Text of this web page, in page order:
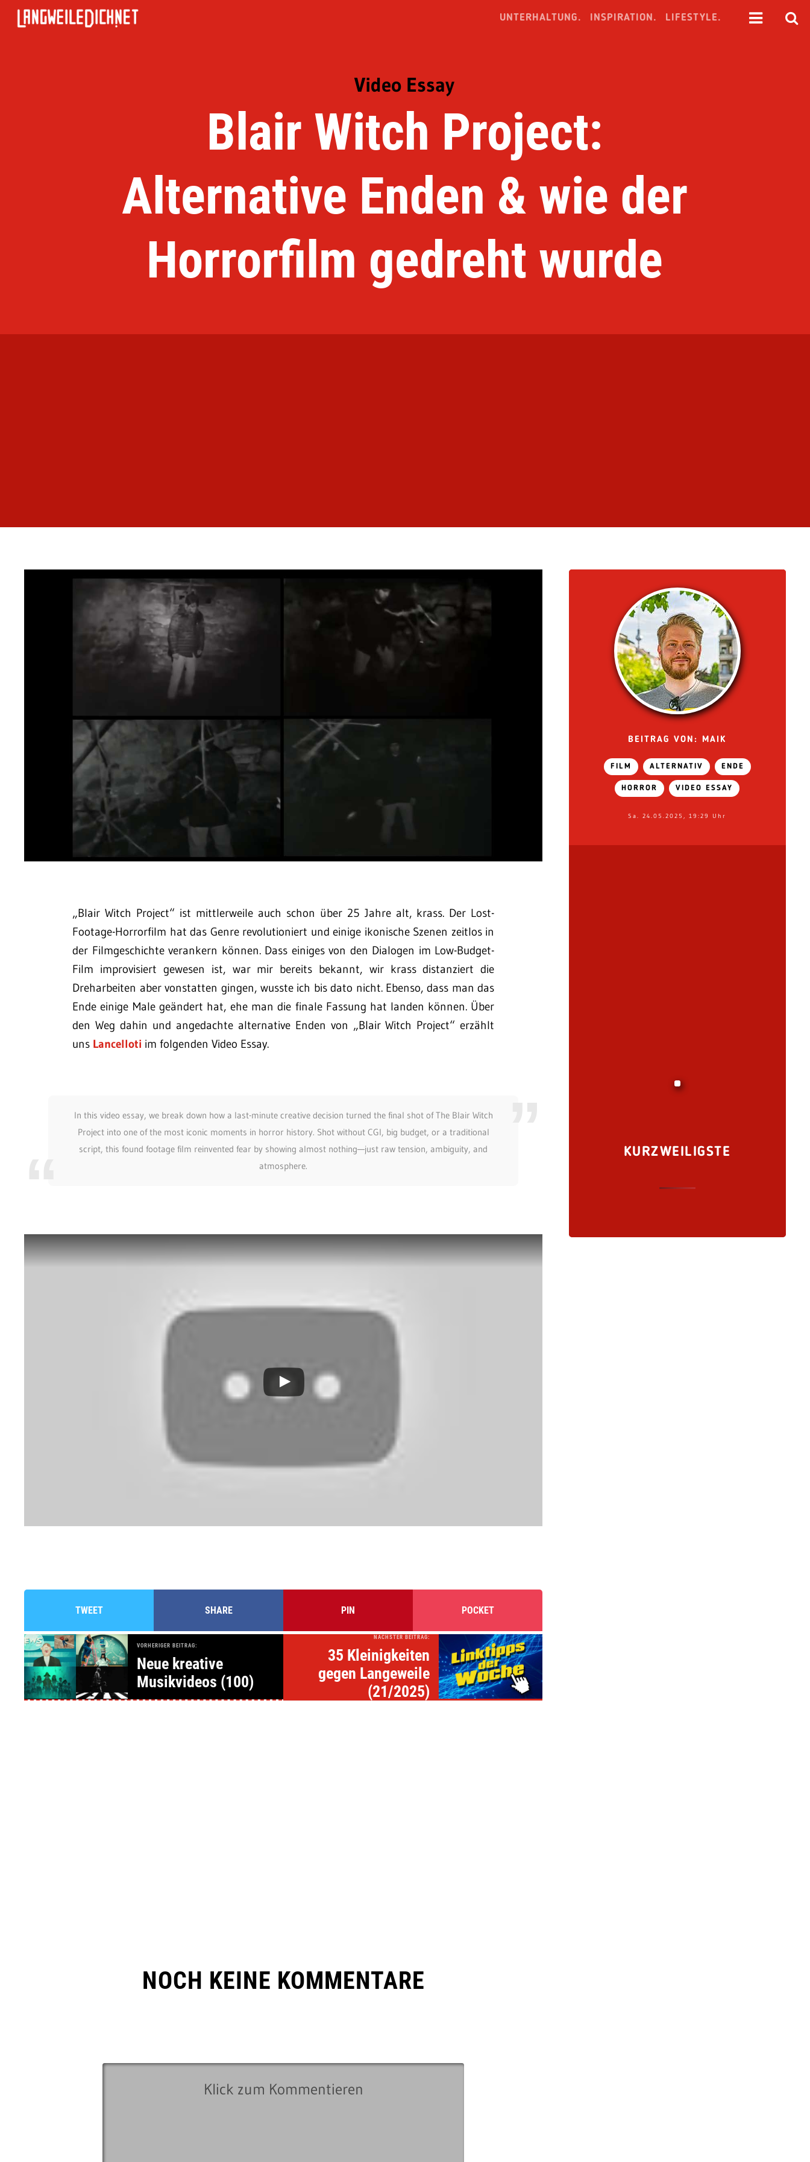
UNTERHALTUNG. INSPIRATION. LIFESTYLE.
Video Essay
Blair Witch Project:
Alternative Enden & wie der
Horrorfilm gedreht wurde
„Blair Witch Project“ ist mittlerweile auch schon über 25 Jahre alt, krass. Der Lost-
Footage-Horrorfilm hat das Genre revolutioniert und einige ikonische Szenen zeitlos in
der Filmgeschichte verankern können. Dass einiges von den Dialogen im Low-Budget-
Film improvisiert gewesen ist, war mir bereits bekannt, wir krass distanziert die
Dreharbeiten aber vonstatten gingen, wusste ich bis dato nicht. Ebenso, dass man das
Ende einige Male geändert hat, ehe man die finale Fassung hat landen können. Über
den Weg dahin und angedachte alternative Enden von „Blair Witch Project“ erzählt
uns Lancelloti im folgenden Video Essay.
In this video essay, we break down how a last-minute creative decision turned the final shot of The Blair Witch
Project into one of the most iconic moments in horror history. Shot without CGI, big budget, or a traditional
script, this found footage film reinvented fear by showing almost nothing—just raw tension, ambiguity, and
atmosphere.
TWEET SHARE PIN POCKET
VORHERIGER BEITRAG:
Neue kreative
Musikvideos (100)
NÄCHSTER BEITRAG:
35 Kleinigkeiten
gegen Langeweile
(21/2025)
NOCH KEINE KOMMENTARE
BEITRAG VON: MAIK
FILM ALTERNATIV ENDE
HORROR VIDEO ESSAY
Sa. 24.05.2025, 19:29 Uhr
KURZWEILIGSTE